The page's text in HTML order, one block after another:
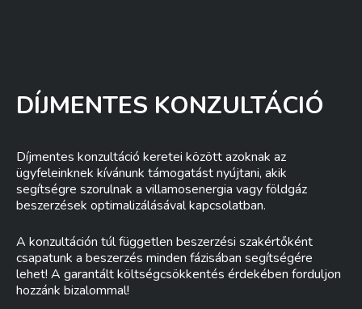
DÍJMENTES KONZULTÁCIÓ
Díjmentes konzultáció keretei között azoknak az
ügyfeleinknek kívánunk támogatást nyújtani, akik
segítségre szorulnak a villamosenergia vagy földgáz
beszerzések optimalizálásával kapcsolatban.
A konzultáción túl független beszerzési szakértőként
csapatunk a beszerzés minden fázisában segítségére
lehet! A garantált költségcsökkentés érdekében forduljon
hozzánk bizalommal!